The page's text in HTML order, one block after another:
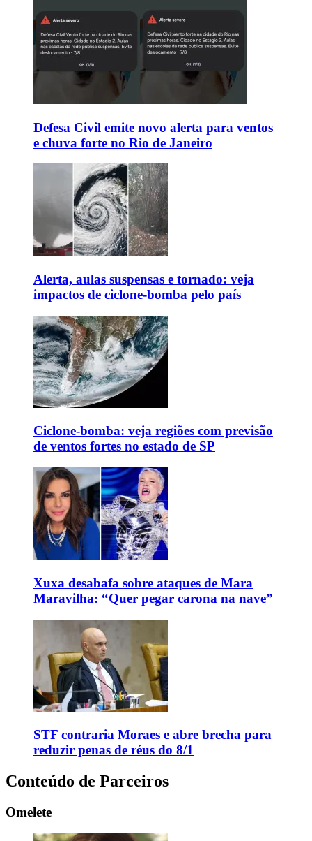
Defesa Civil emite novo alerta para ventos
e chuva forte no Rio de Janeiro
Alerta, aulas suspensas e tornado: veja
impactos de ciclone-bomba pelo país
Ciclone-bomba: veja regiões com previsão
de ventos fortes no estado de SP
Xuxa desabafa sobre ataques de Mara
Maravilha: “Quer pegar carona na nave”
STF contraria Moraes e abre brecha para
reduzir penas de réus do 8/1
Conteúdo de Parceiros
Omelete